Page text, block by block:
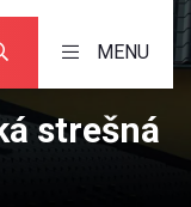
MENU
strešná